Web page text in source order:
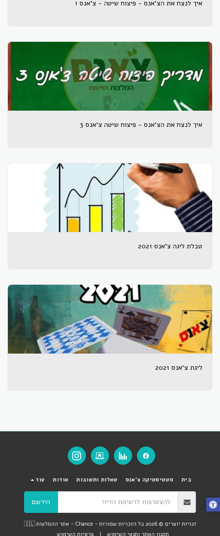
איך לנצח את הצ'אנס - פיצוח שיטה - צ'אנס 1
איך לנצח את הצ'אנס - פיצוח שיטה צ'אנס 3
טבלת ליגה צ'אנס 2021
ליגת צ'אנס 2021
בית סטטיסטיקה צ'אנס שאלות ותשובות אודות עוד
הירשם
זכויות יוצרים © 2026 כל הזכויות שמורות -
Chance - אתר ההמלצות 🇮🇱
תקנון האתר ותנאי השימוש | פרטיות השימוש